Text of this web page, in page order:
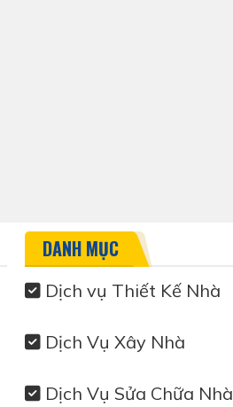
DANH MỤC
Dịch vụ Thiết Kế Nhà
Dịch Vụ Xây Nhà
Dịch Vụ Sửa Chữa Nhà